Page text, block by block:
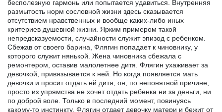
бесполезную гармонь или попытается удавиться. Внутренняя
размытость норм сословной жизни здесь сказывается
отсутствием нравственных и вообще каких-либо иных
критериев душевной жизни. Ярким примером такой
непредсказуемости, случайности служит эпизод с ребенком.
Сбежав от своего барина, Флягин попадает к чиновнику, у
которого служит нянькой. Жена чиновника сбежала с
ремонтером, оставив малолетнее дитя. Флягин ухаживает за
девочкой, привязывается к ней. Но когда появляется мать
девочки и просит отдать ей дитя, он, по непонятной причине,
просто из упрямства не хочет отдать ребенка ни за деньги, ни
по доброй воле. Только в последний момент, повинуясь
какому-то инстинкту, Флягин отдает девочку матери и бежит от